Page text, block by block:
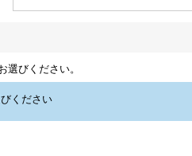
びください。